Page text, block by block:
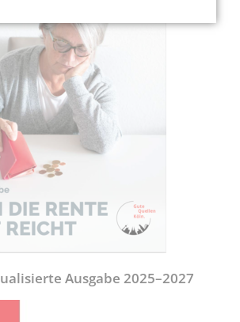
Ausgabe 2025–2027